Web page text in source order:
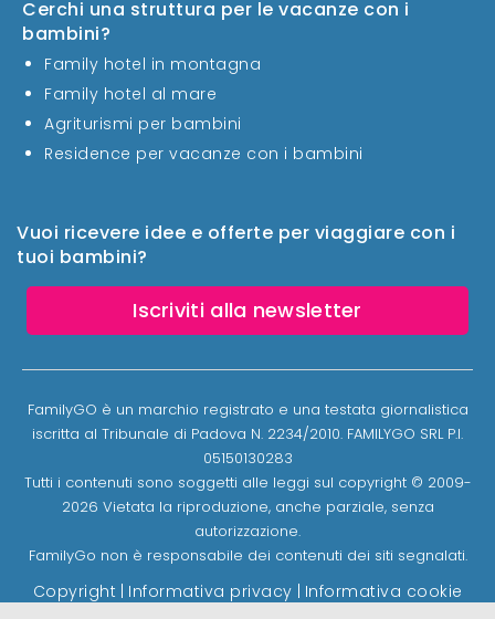
Vuoi ricevere idee e offerte per viaggiare con i
tuoi bambini?
Iscriviti alla newsletter
Cerchi una struttura per le vacanze con i
bambini?
Family hotel in montagna
Family hotel al mare
Agriturismi per bambini
Residence per vacanze con i bambini
FamilyGO è un marchio registrato e una testata giornalistica
iscritta al Tribunale di Padova N. 2234/2010. FAMILYGO SRL P.I.
05150130283
Tutti i contenuti sono soggetti alle leggi sul copyright © 2009-
2026 Vietata la riproduzione, anche parziale, senza
autorizzazione.
FamilyGo non è responsabile dei contenuti dei siti segnalati.
Copyright | Informativa privacy | Informativa cookie